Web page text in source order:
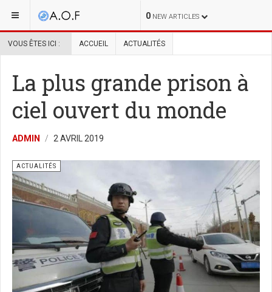
0 NEW ARTICLES
VOUS ÊTES ICI : ACCUEIL ACTUALITÉS
La plus grande prison à
ciel ouvert du monde
ADMIN 2 AVRIL 2019
ACTUALITÉS